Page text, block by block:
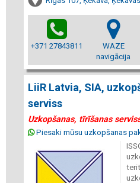
+371 27843811
WAZE
navigācija
LiiR Latvia, SIA,
serviss
Uzkopšanas, tīrīšanas
Piesaki mūsu uzkopšanas